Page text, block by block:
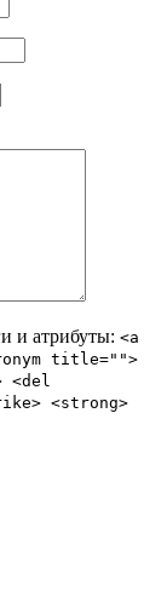
и атрибуты: <a
title="">
<del
<strong>